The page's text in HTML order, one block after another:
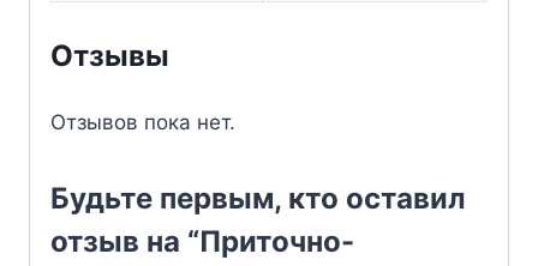
Отзывы
Отзывов пока нет.
Будьте первым, кто оставил
отзыв на “Приточно-